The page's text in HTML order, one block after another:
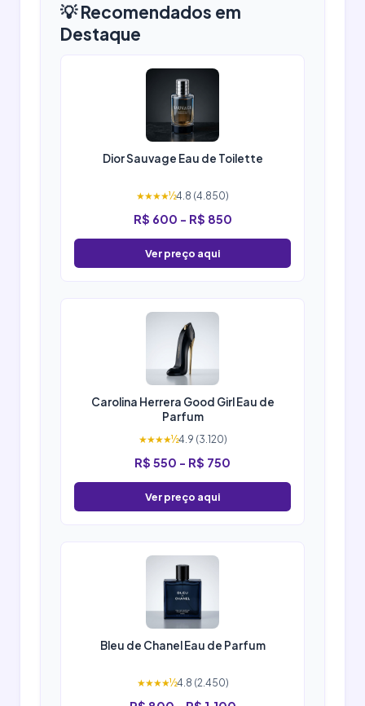
💡 Recomendados em
Destaque
Dior Sauvage Eau de Toilette
★★★★½4.8 (4.850)
R$ 600 - R$ 850
Ver preço aqui
Carolina Herrera Good Girl Eau de
Parfum
★★★★½4.9 (3.120)
R$ 550 - R$ 750
Ver preço aqui
Bleu de Chanel Eau de Parfum
★★★★½4.8 (2.450)